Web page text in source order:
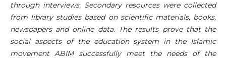
through interviews. Secondary resources were collected
from library studies based on scientific materials, books,
newspapers and online data. The results prove that the
social aspects of the education system in the Islamic
movement ABIM successfully meet the needs of the